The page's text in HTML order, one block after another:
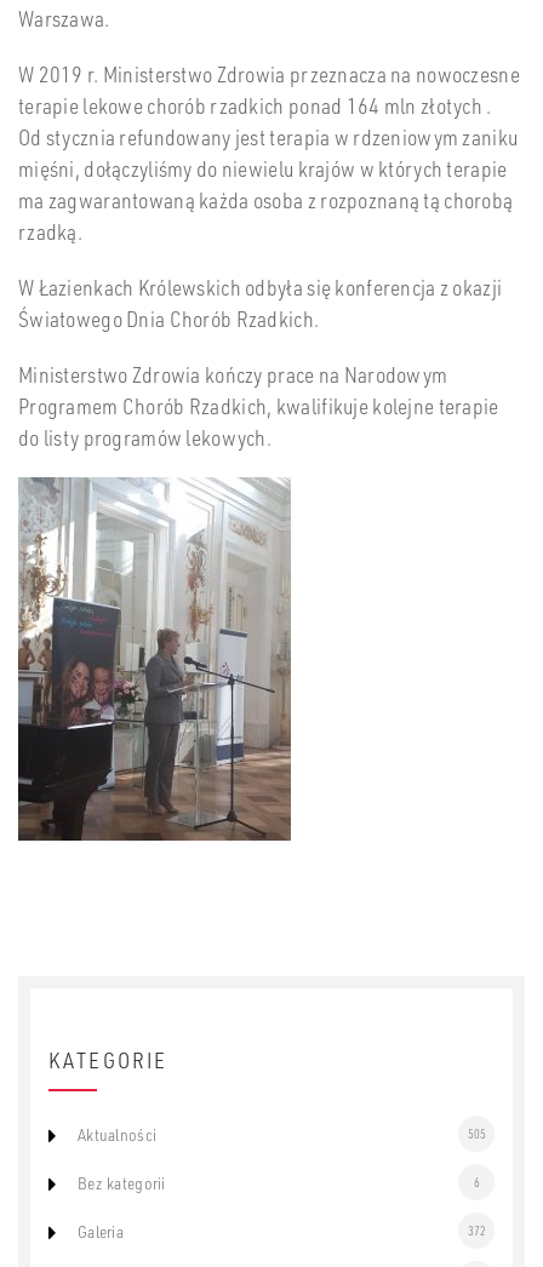
Warszawa.
W 2019 r. Ministerstwo Zdrowia przeznacza na nowoczesne
terapie lekowe chorób rzadkich ponad 164 mln złotych .
Od stycznia refundowany jest terapia w rdzeniowym zaniku
mięśni, dołączyliśmy do niewielu krajów w których terapie
ma zagwarantowaną każda osoba z rozpoznaną tą chorobą
rzadką.
W Łazienkach Królewskich odbyła się konferencja z okazji
Światowego Dnia Chorób Rzadkich.
Ministerstwo Zdrowia kończy prace na Narodowym
Programem Chorób Rzadkich, kwalifikuje kolejne terapie
do listy programów lekowych.
KATEGORIE
Aktualności 505
Bez kategorii 6
Galeria 372